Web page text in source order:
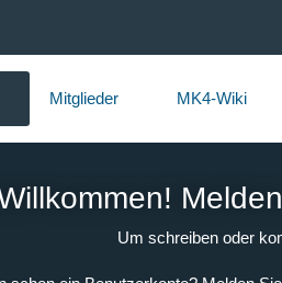
Mitglieder MK4-Wiki
Um schreiben oder